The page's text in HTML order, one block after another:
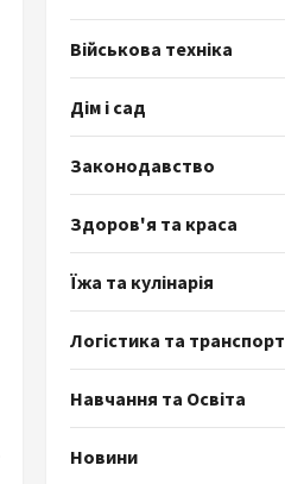
Військова техніка
Дім і сад
Законодавство
Здоров'я та краса
Їжа та кулінарія
Логістика та транспорт
Навчання та Освіта
Новини